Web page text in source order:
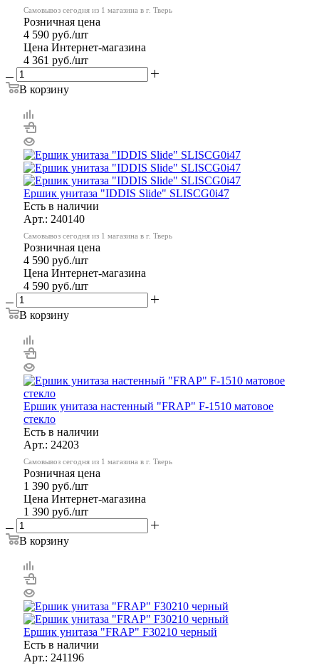
Самовывоз сегодня из 1 магазина в г. Тверь
Розничная цена
4 590 руб./шт
Цена Интернет-магазина
4 361 руб./шт
В корзину
Ершик унитаза "IDDIS Slide" SLISCG0i47
Есть в наличии
Арт.: 240140
Самовывоз сегодня из 1 магазина в г. Тверь
Розничная цена
4 590 руб./шт
Цена Интернет-магазина
4 590 руб./шт
В корзину
Ершик унитаза настенный "FRAP" F-1510 матовое
стекло
Есть в наличии
Арт.: 24203
Самовывоз сегодня из 1 магазина в г. Тверь
Розничная цена
1 390 руб./шт
Цена Интернет-магазина
1 390 руб./шт
В корзину
Ершик унитаза "FRAP" F30210 черный
Есть в наличии
Арт.: 241196